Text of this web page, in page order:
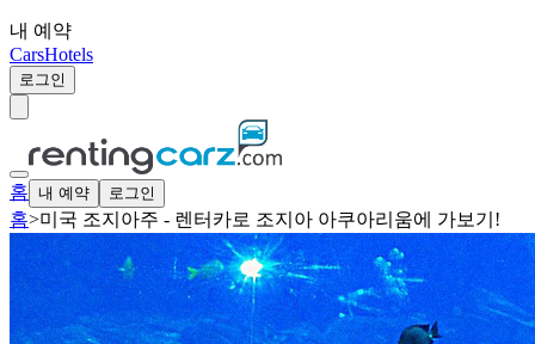
내 예약
CarsHotels
로그인
홈 내 예약 로그인
홈>미국 조지아주 - 렌터카로 조지아 아쿠아리움에 가보기!